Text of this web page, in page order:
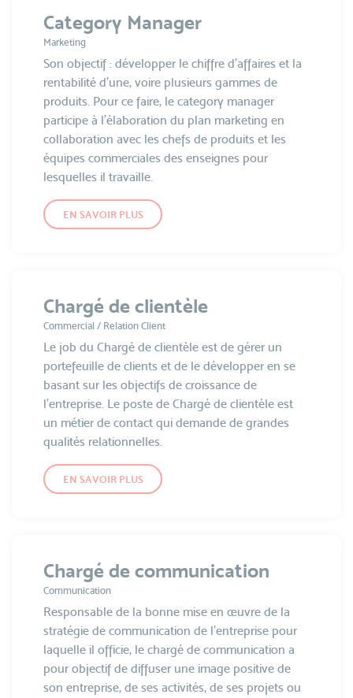
Category Manager
Marketing
Son objectif : développer le chiffre d'affaires et la
rentabilité d'une, voire plusieurs gammes de
produits. Pour ce faire, le category manager
participe à l’élaboration du plan marketing en
collaboration avec les chefs de produits et les
équipes commerciales des enseignes pour
lesquelles il travaille.
EN SAVOIR PLUS
Chargé de clientèle
Commercial / Relation Client
Le job du Chargé de clientèle est de gérer un
portefeuille de clients et de le développer en se
basant sur les objectifs de croissance de
l'entreprise. Le poste de Chargé de clientèle est
un métier de contact qui demande de grandes
qualités relationnelles.
EN SAVOIR PLUS
Chargé de communication
Communication
Responsable de la bonne mise en œuvre de la
stratégie de communication de l’entreprise pour
laquelle il officie, le chargé de communication a
pour objectif de diffuser une image positive de
son entreprise, de ses activités, de ses projets ou